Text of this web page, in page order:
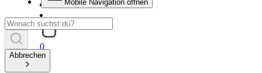
0
Mobile Navigation öffnen
Abbrechen